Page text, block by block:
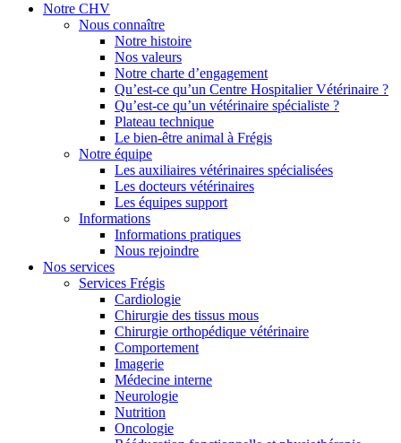
Notre CHV
Nous connaître
Notre histoire
Nos valeurs
Notre charte d’engagement
Qu’est-ce qu’un Centre Hospitalier Vétérinaire ?
Qu’est-ce qu’un vétérinaire spécialiste ?
Plateau technique
Le bien-être animal à Frégis
Notre équipe
Les auxiliaires vétérinaires spécialisées
Les docteurs vétérinaires
Les équipes support
Informations
Informations pratiques
Nous rejoindre
Nos services
Services Frégis
Cardiologie
Chirurgie des tissus mous
Chirurgie orthopédique vétérinaire
Comportement
Imagerie
Médecine interne
Neurologie
Nutrition
Oncologie